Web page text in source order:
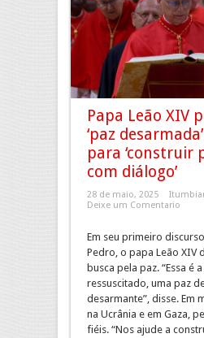
Papa Leão XIV
‘paz
para ‘construir
com diálogo’
28 de maio, 2025
Deixe um Comentario
Em seu primeiro
Pedro, o papa Leão XIV
busca pela paz. “Essa é
ressuscitado, uma paz
desarmante”, disse. Em
na Ucrânia e em Gaza,
fiéis. “Nos ajude a